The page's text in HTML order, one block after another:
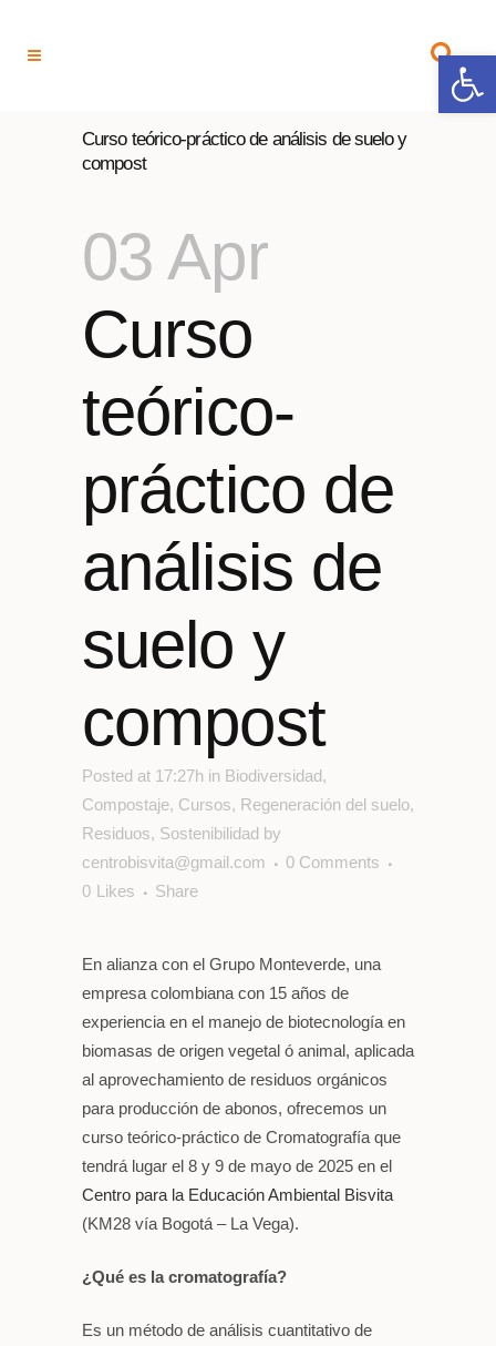
Curso teórico-práctico de análisis de suelo y
compost
03 Apr
Curso
teórico-
práctico de
análisis de
suelo y
compost
Posted at 17:27h in Biodiversidad,
Compostaje, Cursos, Regeneración del suelo,
Residuos, Sostenibilidad by
centrobisvita@gmail.com
0 Comments
0 Likes Share
En alianza con el Grupo Monteverde, una
empresa colombiana con 15 años de
experiencia en el manejo de biotecnología en
biomasas de origen vegetal ó animal, aplicada
al aprovechamiento de residuos orgánicos
para producción de abonos, ofrecemos un
curso teórico-práctico de Cromatografía que
tendrá lugar el 8 y 9 de mayo de 2025 en el
Centro para la Educación Ambiental Bisvita
(KM28 vía Bogotá – La Vega).
¿Qué es la cromatografía?
Es un método de análisis cuantitativo de